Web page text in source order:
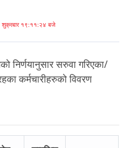
शुक्रबार १९:११:२४ बजे
निर्णयानुसार सरुवा गरिएका/
कर्मचारीहरुको विवरण